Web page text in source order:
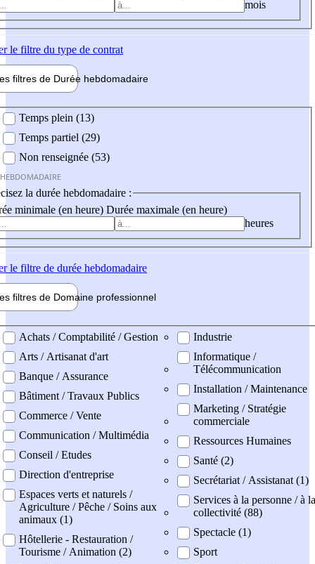
mois
le filtre du type de contrat
filtres de Durée hebdomadaire
Temps plein (13)
Temps partiel (29)
Non renseignée (53)
la durée hebdomadaire :
minimale (en heure) Durée maximale (en heure)
heures
le filtre de durée hebdomadaire
filtres de Domaine professionnel
professionel
Achats / Comptabilité / Gestion
Arts / Artisanat d'art
Banque / Assurance
Bâtiment / Travaux Publics
Commerce / Vente
Communication / Multimédia
Conseil / Etudes
Direction d'entreprise
Espaces verts et naturels /
Agriculture / Pêche / Soins aux
animaux (1)
Hôtellerie - Restauration /
Tourisme / Animation (2)
Industrie
Informatique /
Télécommunication
Installation / Maintenance
Marketing / Stratégie
commerciale
Ressources Humaines
Santé (2)
Secrétariat / Assistanat (1)
Services à la personne / à la
collectivité (88)
Spectacle (1)
Sport